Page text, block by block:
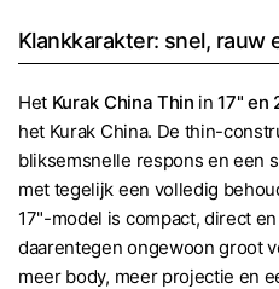
Klankkarakter: snel, rauw
Het Kurak China Thin in17" en
het Kurak China. De thin-
bliksemsnelle respons en een
met tegelijk een volledig
17"-model is compact, direct
daarentegen ongewoon groot
meer body, meer projectie en